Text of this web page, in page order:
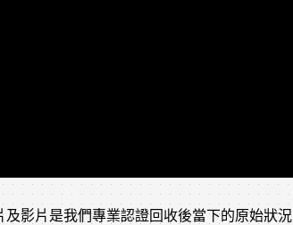
影片是我們專業認證回收後當下的原始狀況